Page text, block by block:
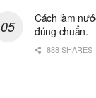
Cách làm
đúng chuẩn.
888 SHARES